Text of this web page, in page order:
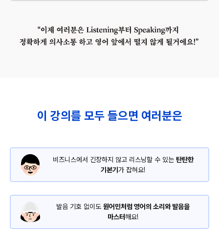
이 강의를 모두 들으면 여러분은
비즈니스에서 긴장하지 않고 리스닝할 수 있는 탄탄한
기본기가 잡혀요!
발음 기호 없이도 원어민처럼 영어의 소리와 발음을
마스터해요!